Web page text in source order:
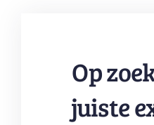
Op
juiste